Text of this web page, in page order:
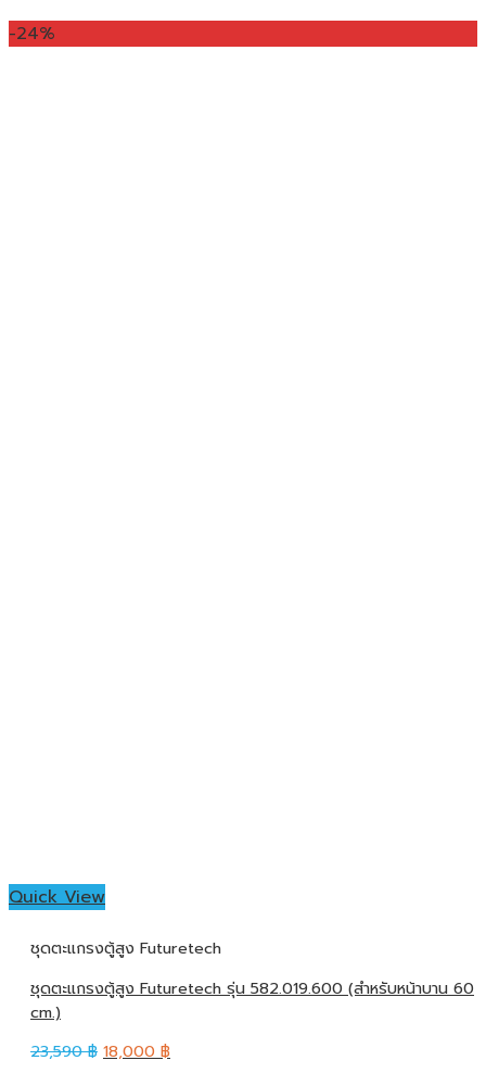
-24%
Quick View
ชุดตะแกรงตู้สูง Futuretech
ชุดตะแกรงตู้สูง Futuretech รุ่น 582.019.600 (สำหรับหน้าบาน 60
cm.)
23,590฿ 18,000 ฿